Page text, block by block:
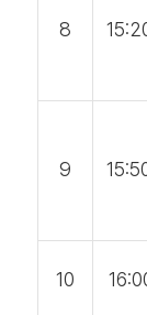
8
9
10